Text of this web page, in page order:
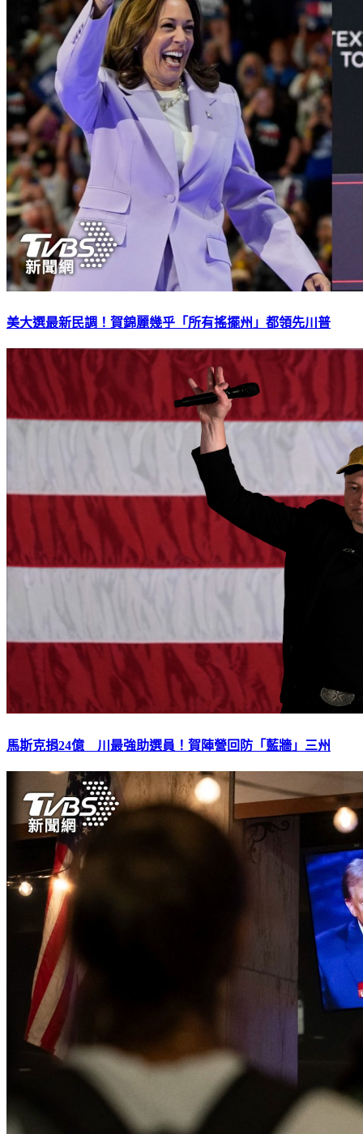
美大選最新民調！賀錦麗幾乎「所有搖擺州」都領先川普
馬斯克捐24億 川最強助選員！賀陣營回防「藍牆」三州